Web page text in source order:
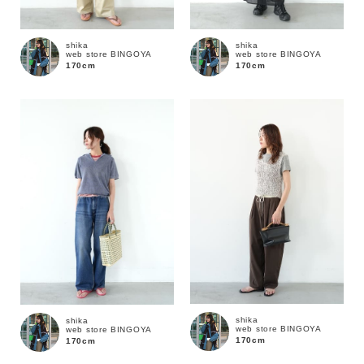
shika
web store BINGOYA
170cm
shika
web store BINGOYA
170cm
shika
web store BINGOYA
170cm
shika
web store BINGOYA
170cm